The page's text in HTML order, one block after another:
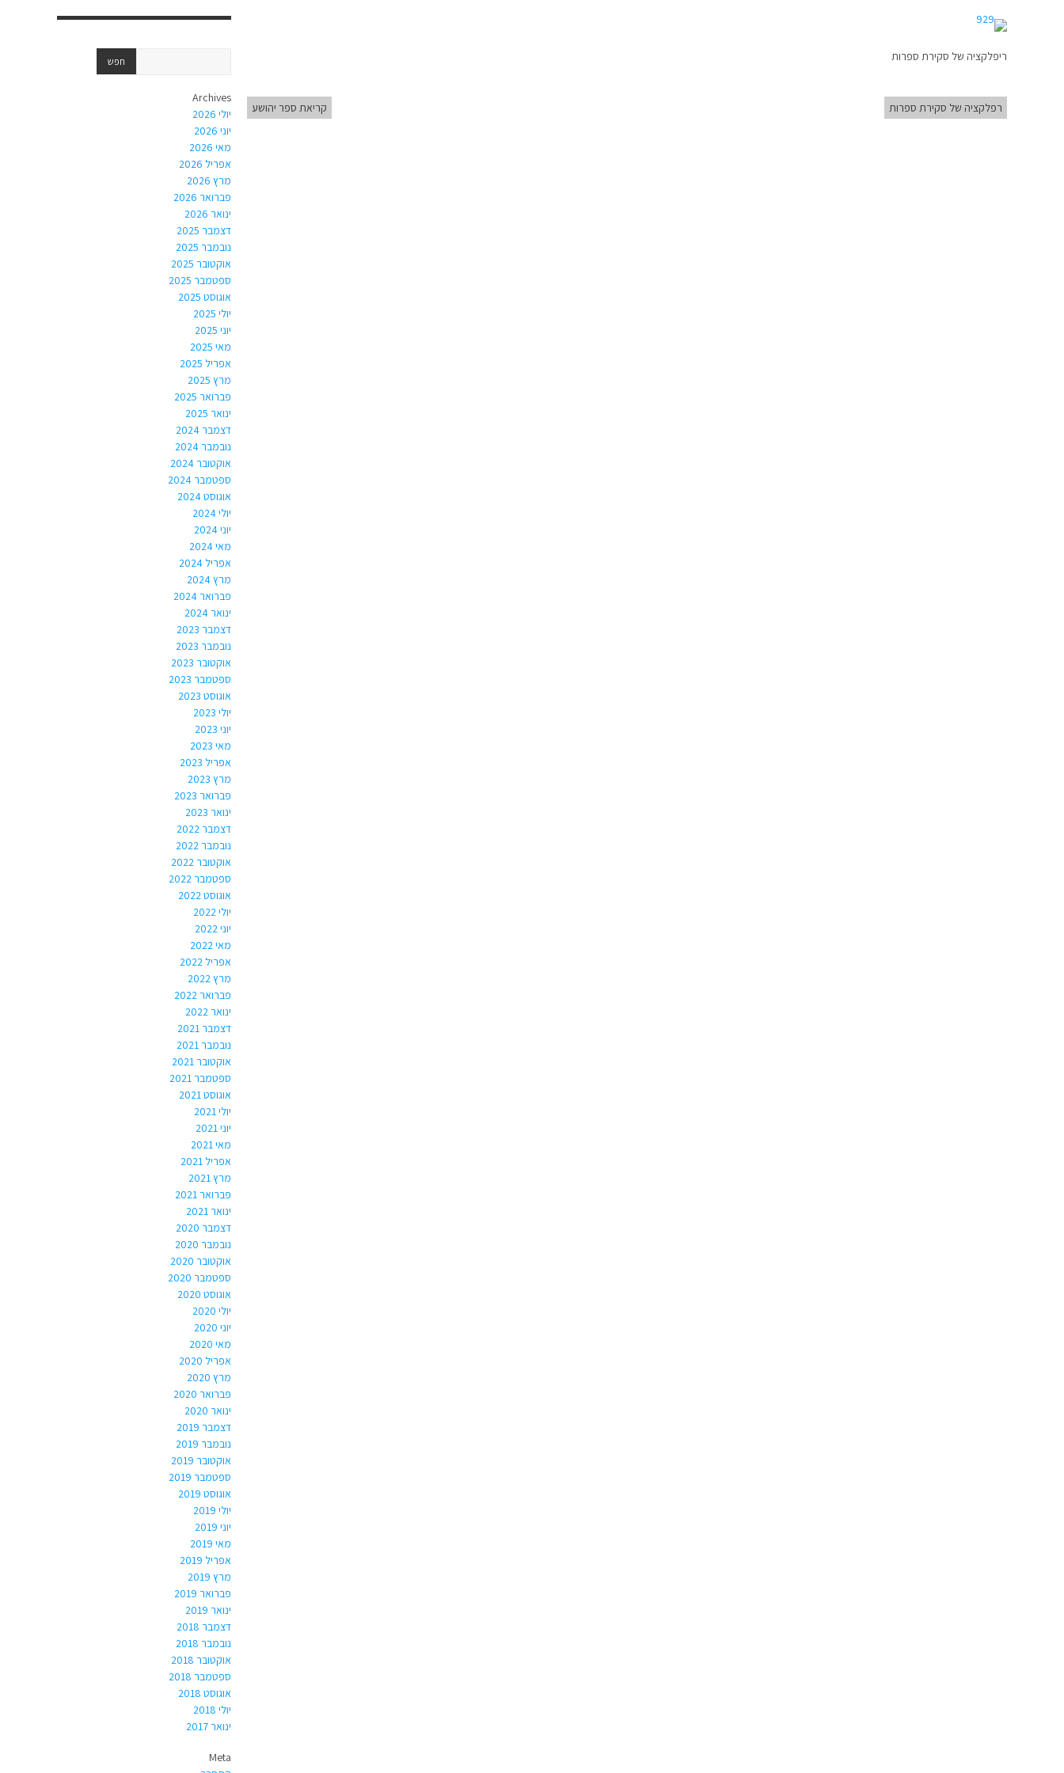
ריפלקציה של סקירת ספרות
רפלקציה של סקירת ספרות קריאת ספר יהושע
Archives
יולי 2026
יוני 2026
מאי 2026
אפריל 2026
מרץ 2026
פברואר 2026
ינואר 2026
דצמבר 2025
נובמבר 2025
אוקטובר 2025
ספטמבר 2025
אוגוסט 2025
יולי 2025
יוני 2025
מאי 2025
אפריל 2025
מרץ 2025
פברואר 2025
ינואר 2025
דצמבר 2024
נובמבר 2024
אוקטובר 2024
ספטמבר 2024
אוגוסט 2024
יולי 2024
יוני 2024
מאי 2024
אפריל 2024
מרץ 2024
פברואר 2024
ינואר 2024
דצמבר 2023
נובמבר 2023
אוקטובר 2023
ספטמבר 2023
אוגוסט 2023
יולי 2023
יוני 2023
מאי 2023
אפריל 2023
מרץ 2023
פברואר 2023
ינואר 2023
דצמבר 2022
נובמבר 2022
אוקטובר 2022
ספטמבר 2022
אוגוסט 2022
יולי 2022
יוני 2022
מאי 2022
אפריל 2022
מרץ 2022
פברואר 2022
ינואר 2022
דצמבר 2021
נובמבר 2021
אוקטובר 2021
ספטמבר 2021
אוגוסט 2021
יולי 2021
יוני 2021
מאי 2021
אפריל 2021
מרץ 2021
פברואר 2021
ינואר 2021
דצמבר 2020
נובמבר 2020
אוקטובר 2020
ספטמבר 2020
אוגוסט 2020
יולי 2020
יוני 2020
מאי 2020
אפריל 2020
מרץ 2020
פברואר 2020
ינואר 2020
דצמבר 2019
נובמבר 2019
אוקטובר 2019
ספטמבר 2019
אוגוסט 2019
יולי 2019
יוני 2019
מאי 2019
אפריל 2019
מרץ 2019
פברואר 2019
ינואר 2019
דצמבר 2018
נובמבר 2018
אוקטובר 2018
ספטמבר 2018
אוגוסט 2018
יולי 2018
ינואר 2017
Meta